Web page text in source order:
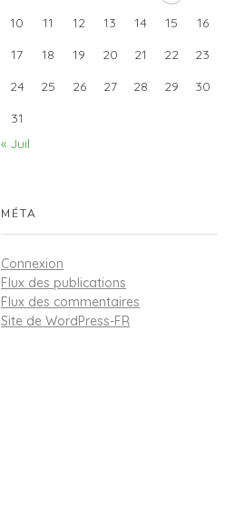
10
11 12 13 14 15
16
17
18 19 20 21 22
23
24
25 26 27 28 29
30
31
« Juil
MÉTA
Connexion
Flux des publications
Flux des commentaires
Site de WordPress-FR